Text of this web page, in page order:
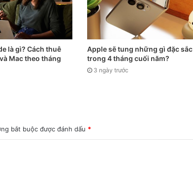
là gì? Cách thuê
Mac theo tháng
Apple sẽ tung những gì đặc sắc
trong 4 tháng cuối năm?
3 ngày trước
bắt buộc được đánh dấu *